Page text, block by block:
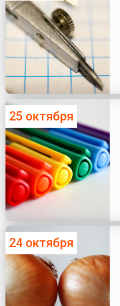
25 октября
24 октября